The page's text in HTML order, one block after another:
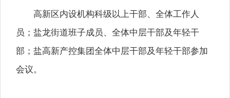
高新区内设机构科级以上干部、全体工作人
员；盐龙街道班子成员、全体中层干部及年轻干
部；盐高新产控集团全体中层干部及年轻干部参加
会议。